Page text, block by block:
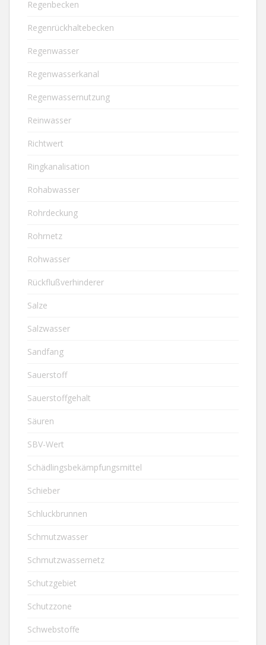
Regenbecken
Regenrückhaltebecken
Regenwasser
Regenwasserkanal
Regenwassernutzung
Reinwasser
Richtwert
Ringkanalisation
Rohabwasser
Rohrdeckung
Rohrnetz
Rohwasser
Rückflußverhinderer
Salze
Salzwasser
Sandfang
Sauerstoff
Sauerstoffgehalt
Säuren
SBV-Wert
Schädlingsbekämpfungsmittel
Schieber
Schluckbrunnen
Schmutzwasser
Schmutzwassernetz
Schutzgebiet
Schutzzone
Schwebstoffe